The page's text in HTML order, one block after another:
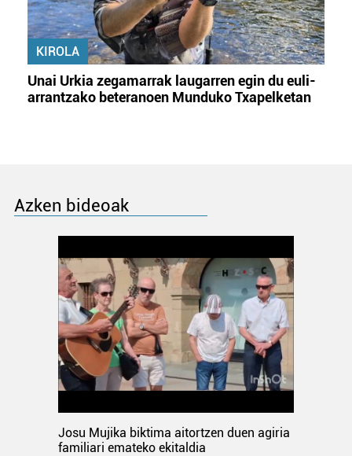
KIROLA
Unai Urkia zegamarrak laugarren egin du euli-
arrantzako beteranoen Munduko Txapelketan
Azken bideoak
Josu Mujika biktima aitortzen duen agiria
familiari emateko ekitaldia